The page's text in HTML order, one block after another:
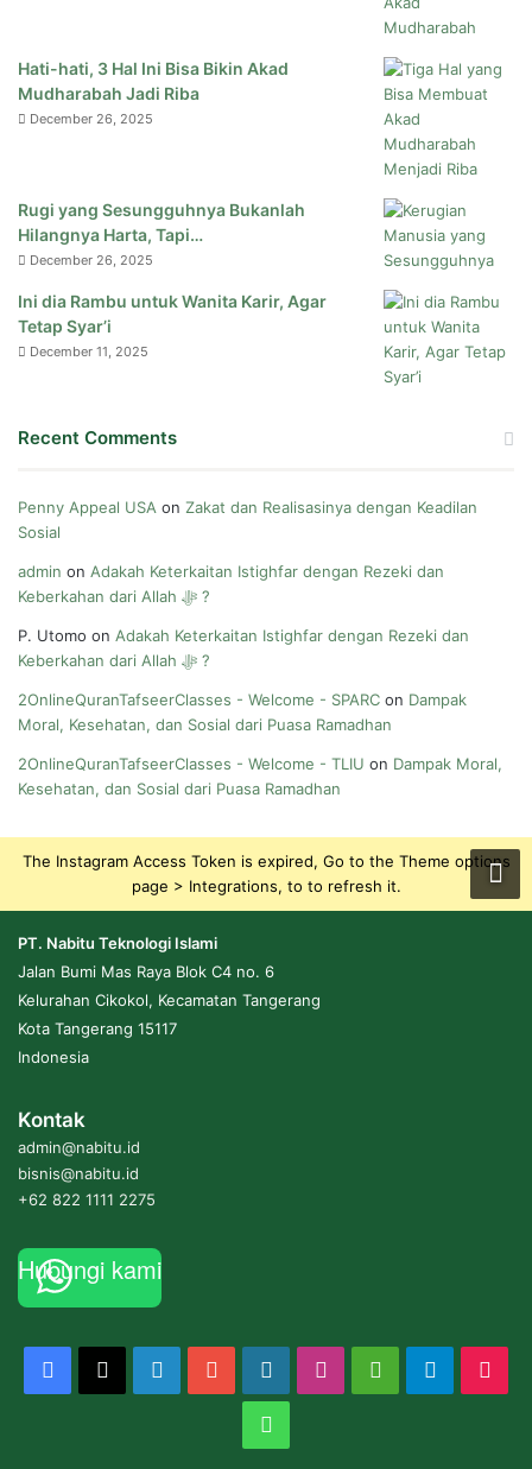
Hati-hati, 3 Hal Ini Bisa Bikin Akad
Mudharabah Jadi Riba
December 26, 2025
Rugi yang Sesungguhnya Bukanlah
Hilangnya Harta, Tapi…
December 26, 2025
Ini dia Rambu untuk Wanita Karir, Agar
Tetap Syar’i
December 11, 2025
Recent Comments
Penny Appeal USA on Zakat dan Realisasinya dengan Keadilan
Sosial
admin on Adakah Keterkaitan Istighfar dengan Rezeki dan
Keberkahan dari Allah ﷻ ?
P. Utomo on Adakah Keterkaitan Istighfar dengan Rezeki dan
Keberkahan dari Allah ﷻ ?
2OnlineQuranTafseerClasses - Welcome - SPARC on Dampak
Moral, Kesehatan, dan Sosial dari Puasa Ramadhan
2OnlineQuranTafseerClasses - Welcome - TLIU on Dampak Moral,
Kesehatan, dan Sosial dari Puasa Ramadhan
The Instagram Access Token is expired, Go to the Theme options
page > Integrations, to to refresh it.
PT. Nabitu Teknologi Islami
Jalan Bumi Mas Raya Blok C4 no. 6
Kelurahan Cikokol, Kecamatan Tangerang
Kota Tangerang 15117
Indonesia
Kontak
admin@nabitu.id
bisnis@nabitu.id
+62 822 1111 2275
Hubungi kami
Facebook
X LinkedInYouTubeWordPressInstagram
MediumTelegram